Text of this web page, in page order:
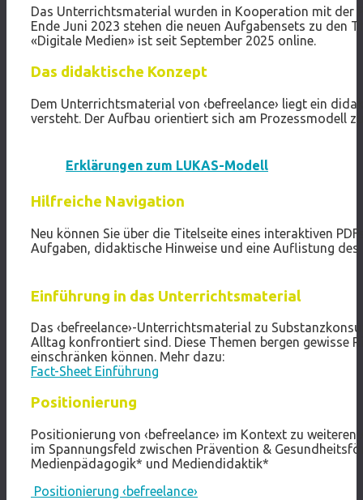
Das Unterrichtsmaterial wurden in Kooperation mit der
Ende Juni 2023 stehen die neuen Aufgabensets zu den
«Digitale Medien» ist seit September 2025 online.
Das didaktische Konzept
Dem Unterrichtsmaterial von ‹befreelance› liegt ein
versteht. Der Aufbau orientiert sich am Prozessmodell
Erklärungen zum LUKAS-Modell
Hilfreiche Navigation
Neu können Sie über die Titelseite eines interaktiven
Aufgaben, didaktische Hinweise und eine Auflistung
Einführung in das Unterrichtsmaterial
Das ‹befreelance›-Unterrichtsmaterial zu
Alltag konfrontiert sind. Diese Themen bergen gewisse
einschränken können. Mehr dazu:
Fact-Sheet Einführung
Positionierung
Positionierung von ‹befreelance› im Kontext zu weiteren
im Spannungsfeld zwischen Prävention &
Medienpädagogik* und Mediendidaktik*
Positionierung ‹befreelance›